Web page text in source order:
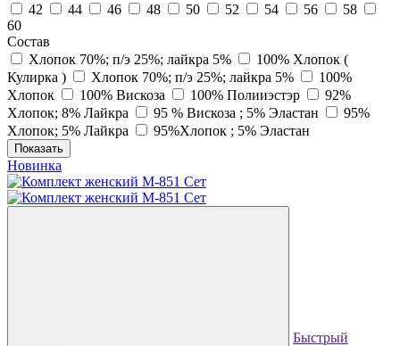
42
44 46 48 50 52 54 56
58
60
Состав
Хлопок 70%; п/э 25%; лайкра 5%
100% Хлопок (
Кулирка )
Хлопок 70%; п/э 25%; лайкра 5%
100%
Хлопок
100% Вискоза 100% Полииэстэр
92%
Хлопок; 8% Лайкра
95 % Вискоза ; 5% Эластан
95%
Хлопок; 5% Лайкра
95%Хлопок ; 5% Эластан
Показать
Новинка
Быстрый